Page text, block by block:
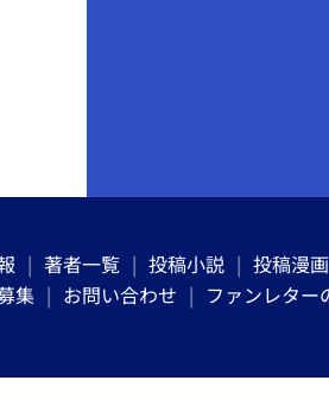
著者一覧 投稿小説
投稿漫画
集 お問い合わせ ファンレター